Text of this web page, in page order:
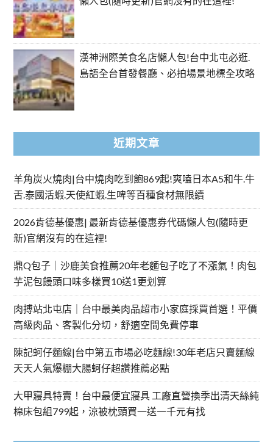
漢神洲際美食名店懶人包!台中北屯必逛.
島語全台首發餐廳、必拍場景地標全攻略
近期文章
羊角炭火燒肉|台中燒肉吃到飽869起!爽嗑日本A5和牛.牛
舌.泰國活蝦.天使紅蝦.生啤等百種食材無限續
2026肯德基優惠| 最新肯德基優惠券代碼懶人包(隨時更
新)官網沒有的在這裡!
鼎Q包子｜沙鹿美食推薦20年老麵包子吃了不漲氣！肉包
芋泥包饅頭口味多樣買10送1更划算
肉搏站北屯店｜台中最美肉品超市小家庭採買首選！平價
高級肉品、客製化分切，舒適空間免費停車
陳記蚵仔麵線|台中第五市場必吃麵線!30年老店只賣麵線
天天人氣爆棚大腸蚵仔超讚推薦必點
大甲寢具特賣！台中最便宜寢具 工廠直營換季出清天絲純
棉床包組799起，涼被枕頭買一送一千元有找